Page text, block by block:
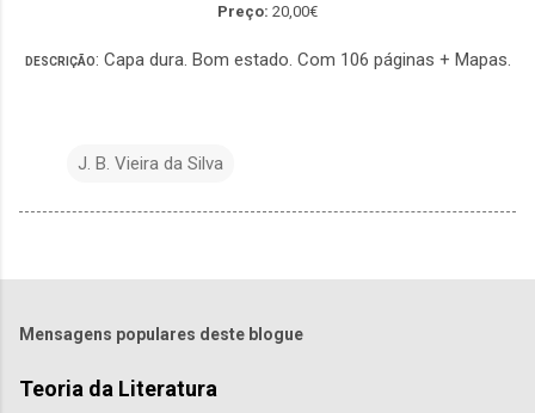
Preço: 20,00€
DESCRIÇÃO: Capa dura. Bom estado. Com 106 páginas + Mapas.
J. B. Vieira da Silva
Mensagens populares deste blogue
Teoria da Literatura